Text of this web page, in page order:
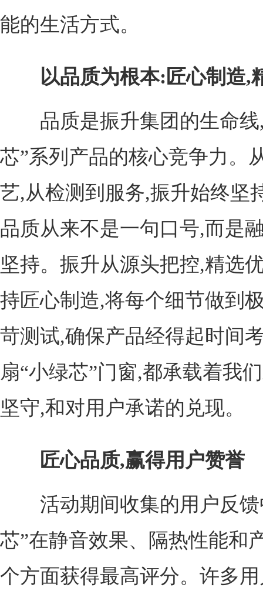
能的生活方式。
以品质为根本:匠心制造,
品质是振升集团的生命线,
芯”系列产品的核心竞争力。
艺,从检测到服务,振升始终坚
品质从来不是一句口号,而是
坚持。振升从源头把控,精选
持匠心制造,将每个细节做到
苛测试,确保产品经得起时间
扇“小绿芯”门窗,都承载着我
坚守,和对用户承诺的兑现。
匠心品质,赢得用户赞誉
活动期间收集的用户反馈
芯”在静音效果、隔热性能和
个方面获得最高评分。许多